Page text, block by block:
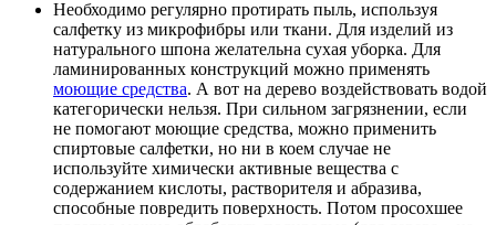
Необходимо регулярно протирать пыль, используя
салфетку из микрофибры или ткани. Для изделий из
натурального шпона желательна сухая уборка. Для
ламинированных конструкций можно применять
моющие средства. А вот на дерево воздействовать водой
категорически нельзя. При сильном загрязнении, если
не помогают моющие средства, можно применить
спиртовые салфетки, но ни в коем случае не
используйте химически активные вещества с
содержанием кислоты, растворителя и абразива,
способные повредить поверхность. Потом просохшее